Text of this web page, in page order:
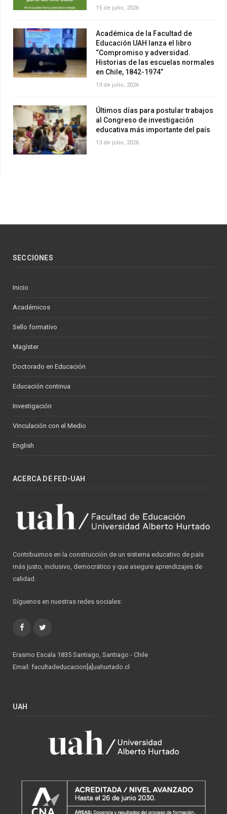
15 de julio, 2026
Académica de la Facultad de
Educación UAH lanza el libro
“Compromiso y adversidad.
Historias de las escuelas normales
en Chile, 1842-1974”
13 de julio, 2026
Últimos días para postular trabajos
al Congreso de investigación
educativa más importante del país
13 de julio, 2026
SECCIONES
Inicio
Académicos
Sello formativo
Magíster
Doctorado en Educación
Educación continua
Investigación
Vinculación con el Medio
English
ACERCA DE FED-UAH
Contribuimos en la construcción de un sistema educativo de país
más justo, inclusivo, democrático y que asegure aprendizajes de
calidad.
Síguenos en nuestras redes sociales:
Facebook
Erasmo Escala 1835 Santiago, Santiago - Chile
Email: facultadeducacion[a]uahurtado.cl
UAH